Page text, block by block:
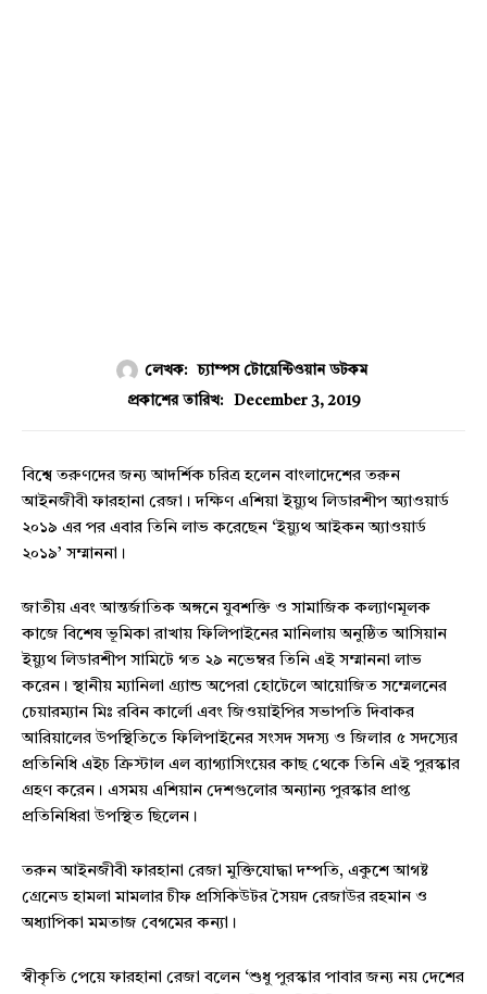
লেখক:
চ্যাম্পস টোয়েন্টিওয়ান ডটকম
প্রকাশের তারিখ:
December 3, 2019
বিশ্বে তরুণদের জন্য আদর্শিক চরিত্র হলেন বাংলাদেশের তরুন
আইনজীবী ফারহানা রেজা। দক্ষিণ এশিয়া ইয়্যুথ লিডারশীপ অ্যাওয়ার্ড
২০১৯ এর পর এবার তিনি লাভ করেছেন ‘ইয়্যুথ আইকন অ্যাওয়ার্ড
২০১৯’ সম্মাননা।
জাতীয় এবং আন্তর্জাতিক অঙ্গনে যুবশক্তি ও সামাজিক কল্যাণমূলক
কাজে বিশেষ ভূমিকা রাখায় ফিলিপাইনের মানিলায় অনুষ্ঠিত আসিয়ান
ইয়্যুথ লিডারশীপ সামিটে গত ২৯ নভেম্বর তিনি এই সম্মাননা লাভ
করেন। স্থানীয় ম্যানিলা গ্র্যান্ড অপেরা হোটেলে আয়োজিত সম্মেলনের
চেয়ারম্যান মিঃ রবিন কার্লো এবং জিওয়াইপির সভাপতি দিবাকর
আরিয়ালের উপস্থিতিতে ফিলিপাইনের সংসদ সদস্য ও জিলার ৫ সদস্যের
প্রতিনিধি এইচ ক্রিস্টাল এল ব্যাগ্যাসিংয়ের কাছ থেকে তিনি এই পুরস্কার
গ্রহণ করেন। এসময় এশিয়ান দেশগুলোর অন্যান্য পুরস্কার প্রাপ্ত
প্রতিনিধিরা উপস্থিত ছিলেন।
তরুন আইনজীবী ফারহানা রেজা মুক্তিযোদ্ধা দম্পতি, একুশে আগষ্ট
গ্রেনেড হামলা মামলার চীফ প্রসিকিউটর সৈয়দ রেজাউর রহমান ও
অধ্যাপিকা মমতাজ বেগমের কন্যা।
স্বীকৃতি পেয়ে ফারহানা রেজা বলেন ‘শুধু পুরস্কার পাবার জন্য নয় দেশের